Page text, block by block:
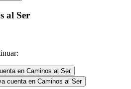
al Ser
en Caminos al Ser
cuenta en Caminos al Ser